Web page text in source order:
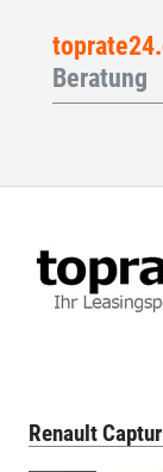
Beratung
Renault Captur